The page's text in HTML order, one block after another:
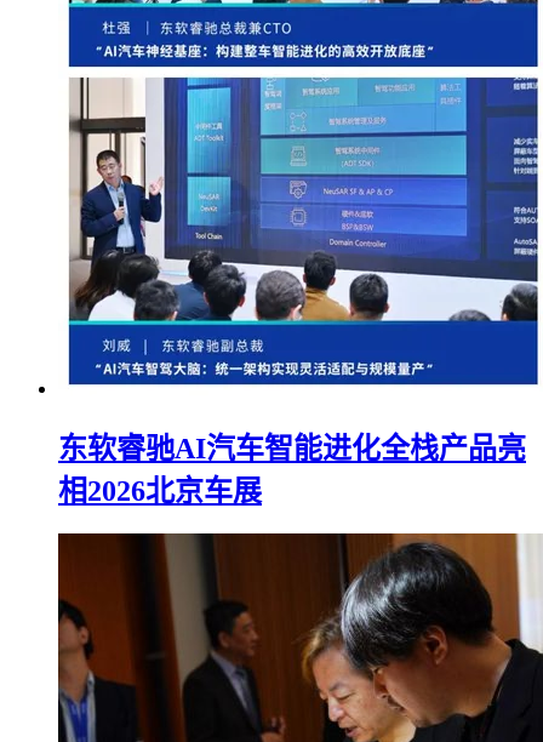
东软睿驰AI汽车智能进化全栈产品亮
相2026北京车展